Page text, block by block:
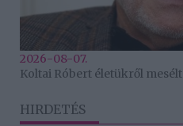
2026-08-07.
Koltai Róbert életükről mesélt
HIRDETÉS